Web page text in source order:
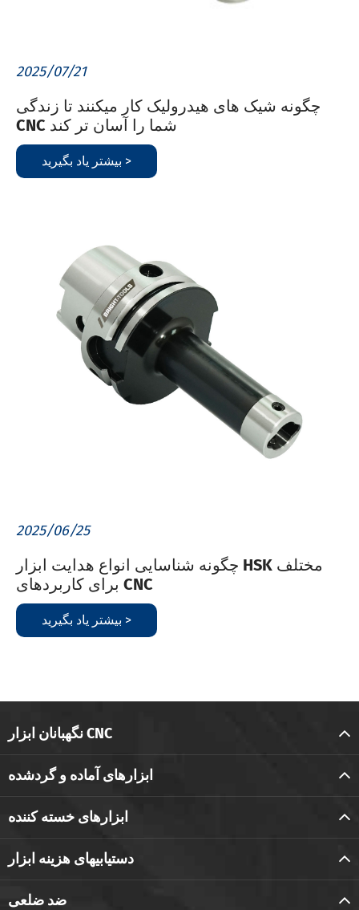
2025/07/21
چگونه شیک های هیدرولیک کار میکنند تا زندگی
CNC شما را آسان تر کند
بیشتر یاد بگیرید >
2025/06/25
چگونه شناسایی انواع هدایت ابزار HSK مختلف
برای کاربردهای CNC
بیشتر یاد بگیرید >
نگهبانان ابزار CNC
ابزارهای آماده و گردشده
ابزارهای خسته کننده
دستیابیهای هزینه ابزار
ضد ضلعی